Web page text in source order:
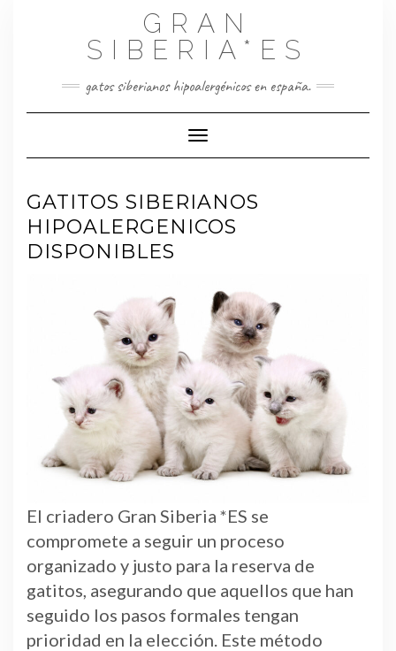
GRAN
SIBERIA*ES
gatos siberianos hipoalergénicos en españa.
Cambiar modo de navegación
GATITOS SIBERIANOS
HIPOALERGENICOS
DISPONIBLES
El criadero Gran Siberia *ES se
compromete a seguir un proceso
organizado y justo para la reserva de
gatitos, asegurando que aquellos que han
seguido los pasos formales tengan
prioridad en la elección. Este método